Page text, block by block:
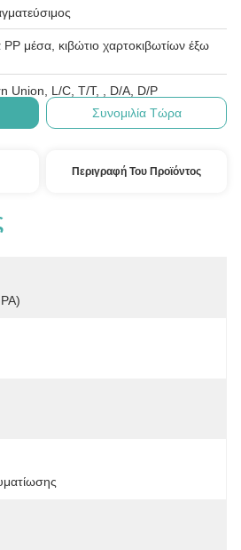
PP μέσα, κιβώτιο χαρτοκιβωτίων έξω
Union, L/C, T/T, , D/A, D/P
Συνομιλία Τώρα
Περιγραφή Του Προϊόντος